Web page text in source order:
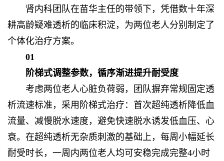
肾内科团队在苗华主任的带领下，凭借数十年深
耕高龄疑难透析的临床积淀，为两位老人分别制定了
个体化治疗方案。
01
阶梯式调整参数，循序渐进提升耐受度
考虑两位老人心脏负荷弱，团队摒弃常规固定透
析流速标准，采用阶梯式治疗：首次超纯透析降低血
流量、减慢脱水速度，避免快速脱水诱发低血压、心
衰。在超纯透析无杂质刺激的基础上，每周小幅延长
耐受时长，一周内两位老人均可安稳完成完整4小时